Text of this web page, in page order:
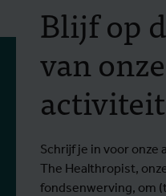
Blijf op
van onze
Schrijf je in voor onze
The Healthropist,
fondsenwerving, om